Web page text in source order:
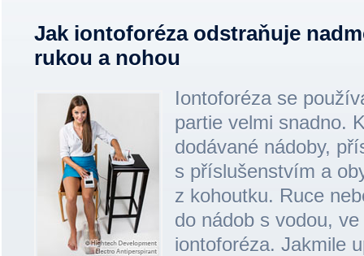
Jak iontoforéza odstraňuje
rukou a nohou
Iontoforéza se
partie velmi snadno.
dodávané nádoby,
s příslušenstvím a
z kohoutku. Ruce
do nádob s vodou,
iontoforéza. Jakmile